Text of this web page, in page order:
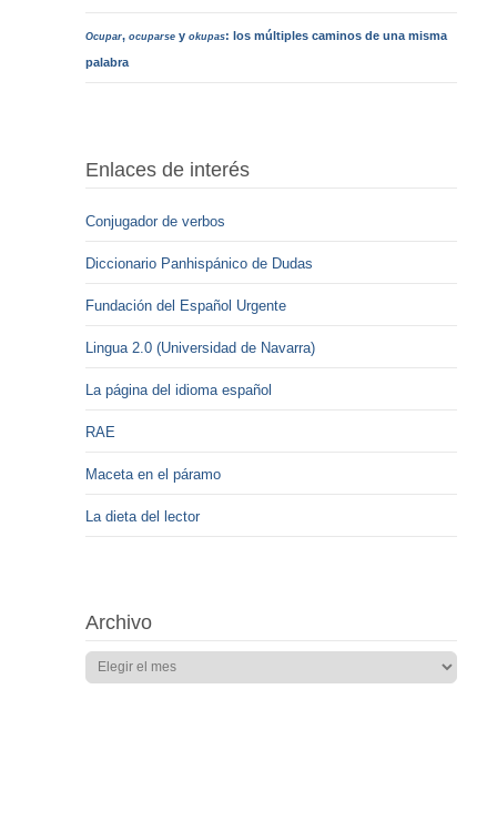
Ocupar,ocuparse yokupas: los múltiples caminos de una misma
palabra
Enlaces de interés
Conjugador de verbos
Diccionario Panhispánico de Dudas
Fundación del Español Urgente
Lingua 2.0 (Universidad de Navarra)
La página del idioma español
RAE
Maceta en el páramo
La dieta del lector
Archivo